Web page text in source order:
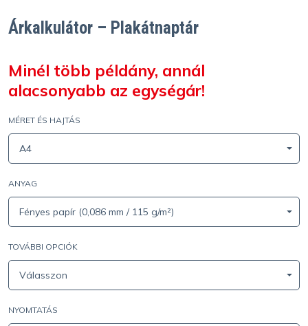
Árkalkulátor – Plakátnaptár
Minél több példány, annál
alacsonyabb az egységár!
MÉRET ÉS HAJTÁS
A4
ANYAG
Fényes papír (0,086 mm / 115 g/m²)
TOVÁBBI OPCIÓK
Válasszon
NYOMTATÁS